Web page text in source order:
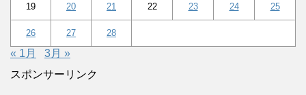
19 20 21 22 23 24 25
26 27 28
« 1月
3月 »
スポンサーリンク